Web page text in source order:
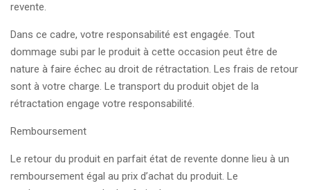
revente.
Dans ce cadre, votre responsabilité est engagée. Tout
dommage subi par le produit à cette occasion peut être de
nature à faire échec au droit de rétractation. Les frais de retour
sont à votre charge. Le transport du produit objet de la
rétractation engage votre responsabilité.
Remboursement
Le retour du produit en parfait état de revente donne lieu à un
remboursement égal au prix d’achat du produit. Le